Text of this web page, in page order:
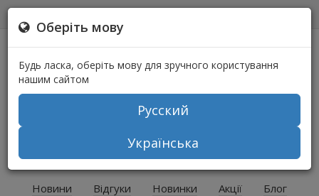
+38 (067) 541-64-04
+38 (073) 541-64-04
Новини Відгуки Новинки Акції
Блог
Оберіть мову
Будь ласка, оберіть мову для зручного користування
нашим сайтом
Русский
Українська